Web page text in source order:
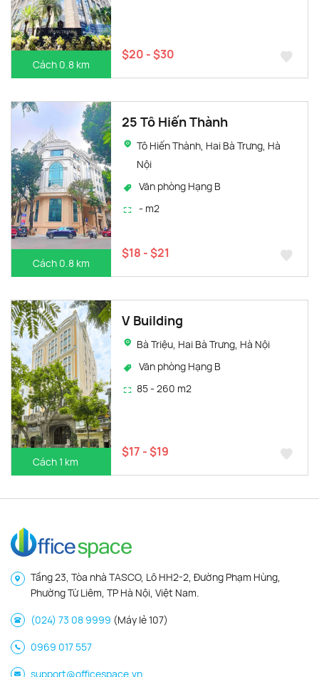
Cách 0.8 km
$20 - $30
Cách 0.8 km
25 Tô Hiến Thành
Tô Hiến Thành, Hai Bà Trưng, Hà
Nội
Văn phòng Hạng B
- m2
$18 - $21
Cách 1 km
V Building
Bà Triệu, Hai Bà Trưng, Hà Nội
Văn phòng Hạng B
85 - 260 m2
$17 - $19
Tầng 23, Tòa nhà TASCO, Lô HH2-2, Đường Phạm Hùng,
Phường Từ Liêm, TP Hà Nội, Việt Nam.
(024) 73 08 9999 (Máy lẻ 107)
0969 017 557
support@officespace.vn